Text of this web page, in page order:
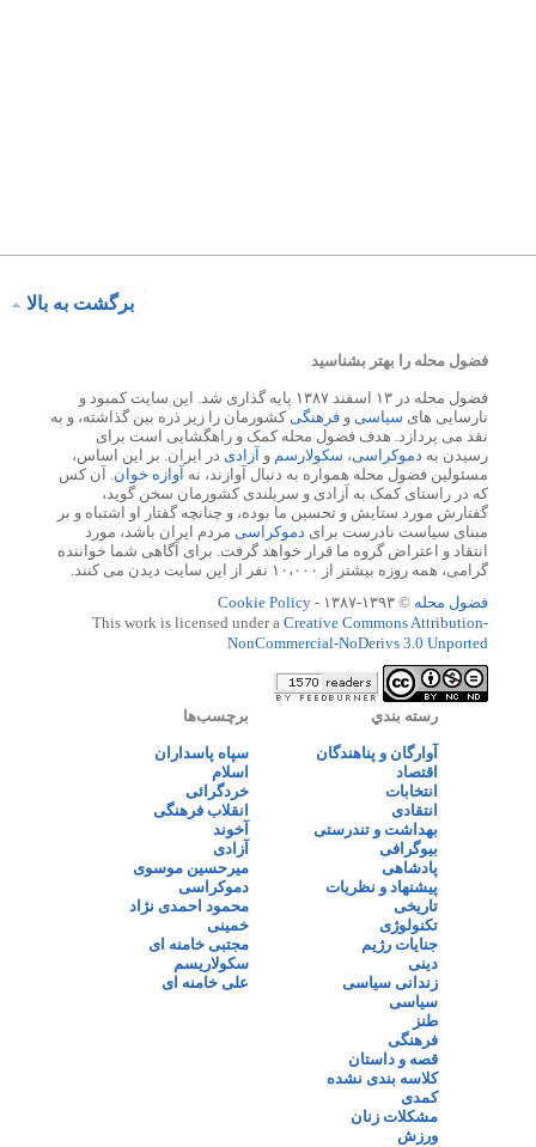
برگشت به بالا
فضول محله را بهتر بشناسید
فضول محله در ۱۳ اسفند ۱۳۸۷ پایه گذاری شد. این سایت کمبود و
نارسایی های سیاسی و فرهنگیکشورمان را زیر ذره بین گذاشته، و به
نقد می پردازد. هدف فضول محله کمک و راهگشایی است برای
رسیدن به دموکراسی، سکولارسم و آزادی در ایران. بر این اساس،
مسئولین فضول محله همواره به دنبال آوازند، نه آوازه خوان. آن کس
که در راستای کمک به آزادی و سربلندی کشورمان سخن گوید،
گفتارش مورد ستایش و تحسین ما بوده، و چنانچه گفتار او اشتباه و بر
مبنای سیاست نادرست برای دموکراسی مردم ایران باشد، مورد
انتقاد و اعتراض گروه ما قرار خواهد گرفت. برای آگاهی شما خواننده
گرامی، همه روزه بیشتر از ۱۰،۰۰۰ نفر از این سایت دیدن می کنند.
فضول محله © ۱۳۹۳-۱۳۸۷ -
Cookie Policy
This work is licensed under a Creative Commons Attribution-
NonCommercial-NoDerivs 3.0 Unported
رسته بندي
آوارگان و پناهندگان
اقتصاد
انتخابات
انتقادی
بهداشت و تندرستی
بیوگرافی
پادشاهی
پیشنهاد و نظریات
تاریخی
تکنولوژی
جنایات رژیم
دینی
زندانی سیاسی
سیاسی
طنز
فرهنگی
قصه و داستان
کلاسه بندی نشده
کمدی
مشکلات زنان
ورزش
برچسب‌ها
سپاه پاسداران
اسلام
خردگرائی
انقلاب فرهنگی
آخوند
آزادی
میرحسین موسوی
دموکراسی
محمود احمدی نژاد
خمینی
مجتبی خامنه ای
سکولاریسم
علی خامنه ای